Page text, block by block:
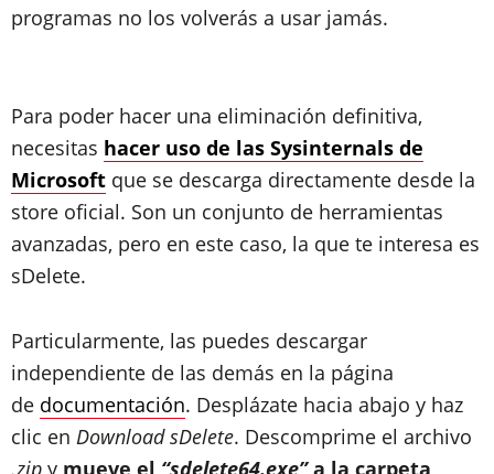
programas no los volverás a usar jamás.
Para poder hacer una eliminación definitiva,
necesitas hacer uso de las Sysinternals de
Microsoft que se descarga directamente desde la
store oficial. Son un conjunto de herramientas
avanzadas, pero en este caso, la que te interesa es
sDelete.
Particularmente, las puedes descargar
independiente de las demás en la página
de documentación. Desplázate hacia abajo y haz
clic en Download sDelete. Descomprime el archivo
.zip y mueve el “sdelete64.exe”a la carpeta